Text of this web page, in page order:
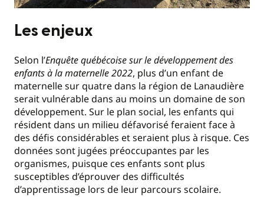
Les enjeux
Selon l’Enquête québécoise sur le développement des
enfants à la maternelle 2022, plus d’un enfant de
maternelle sur quatre dans la région de Lanaudière
serait vulnérable dans au moins un domaine de son
développement. Sur le plan social, les enfants qui
résident dans un milieu défavorisé feraient face à
des défis considérables et seraient plus à risque. Ces
données sont jugées préoccupantes par les
organismes, puisque ces enfants sont plus
susceptibles d’éprouver des difficultés
d’apprentissage lors de leur parcours scolaire.